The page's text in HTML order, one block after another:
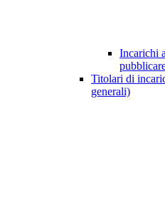
Incarichi
Titolari di
generali)